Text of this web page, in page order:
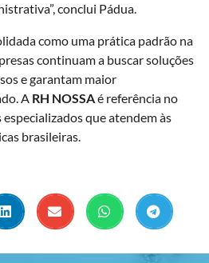
conclui Pádua.
como uma prática padrão na
continuam a buscar soluções
e garantam maior
A RH NOSSAé referência no
que atendem às
brasileiras.